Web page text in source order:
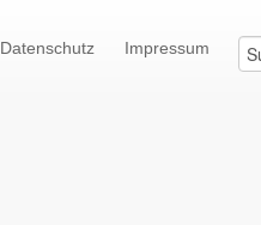
Datenschutz Impressum